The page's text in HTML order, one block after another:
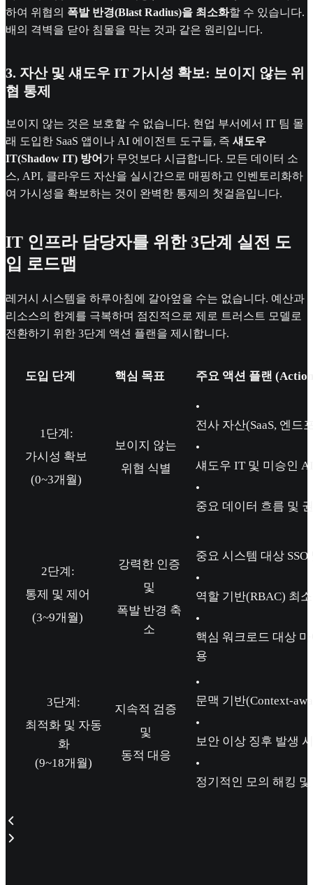
하여 위협의 폭발 반경(Blast Radius)을 최소화할 수 있습니다.
배의 격벽을 닫아 침몰을 막는 것과 같은 원리입니다.
3. 자산 및 섀도우 IT 가시성 확보: 보이지 않는 위
협 통제
보이지 않는 것은 보호할 수 없습니다. 현업 부서에서 IT 팀 몰
래 도입한 SaaS 앱이나 AI 에이전트 도구들, 즉 섀도우
IT(Shadow IT) 방어 가 무엇보다 시급합니다. 모든 데이터 소
스, API, 클라우드 자산을 실시간으로 매핑하고 인벤토리화하
여 가시성을 확보하는 것이 완벽한 통제의 첫걸음입니다.
IT 인프라 담당자를 위한 3단계 실전 도
입 로드맵
레거시 시스템을 하루아침에 갈아엎을 수는 없습니다. 예산과
리소스의 한계를 극복하며 점진적으로 제로 트러스트 모델로
전환하기 위한 3단계 액션 플랜을 제시합니다.
도입 단계 핵심 목표 주요 액션 플랜
1단계:
가시성 확보
(0~3개월)
보이지 않는
위협 식별
•
전사 자산(SaaS, 엔드
•
섀도우 IT 및 미승인
•
중요 데이터 흐름 및
2단계:
통제 및 제어
(3~9개월)
강력한 인증
및
폭발 반경 축
소
•
중요 시스템 대상
•
역할 기반(RBAC) 최
•
핵심 워크로드 대상
용
3단계:
최적화 및 자동
화
(9~18개월)
지속적 검증
및
동적 대응
•
문맥 기반(Context-
•
보안 이상 징후 발생
•
정기적인 모의 해킹